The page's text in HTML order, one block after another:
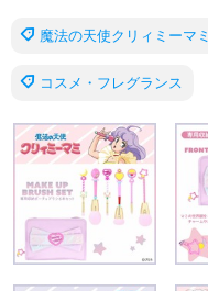
魔法の天使クリィミーマミ
コスメ・フレグランス